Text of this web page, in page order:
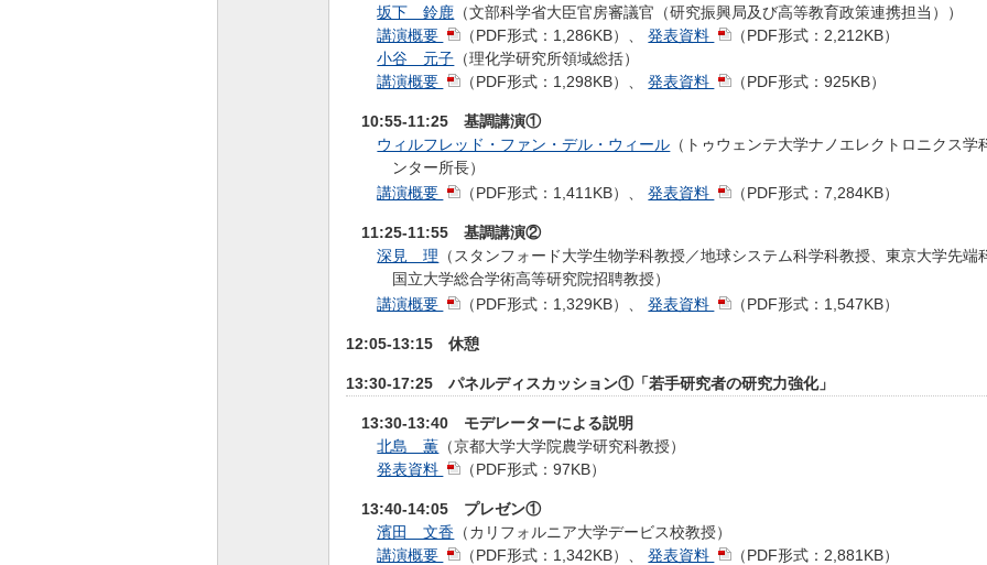
坂下 鈴鹿 （文部科学省大臣官房審議官（研究振興局及び高等教育政策連携担当））
講演概要
（PDF形式：1,286KB） 、発表資料
（PDF形式：2,212KB）
小谷 元子 （理化学研究所領域総括）
講演概要
（PDF形式：1,298KB） 、発表資料 （PDF形式：925KB）
10:55-11:25 基調講演①
ウィルフレッド・ファン・デル・ウィール （トゥウェンテ大学ナノエレクトロニクス
ンター所長）
講演概要
（PDF形式：1,411KB） 、発表資料 （PDF形式：7,284KB）
11:25-11:55 基調講演②
深見 理 （スタンフォード大学生物学科教授／地球システム科学科教授、東京大学先
国立大学総合学術高等研究院招聘教授）
講演概要
（PDF形式：1,329KB） 、発表資料 （PDF形式：1,547KB）
12:05-13:15 休憩
13:30-17:25 パネルディスカッション①「若手研究者の研究力強化」
13:30-13:40 モデレーターによる説明
北島 薫 （京都大学大学院農学研究科教授）
発表資料
（PDF形式：97KB）
13:40-14:05 プレゼン①
濱田 文香 （カリフォルニア大学デービス校教授）
講演概要
（PDF形式：1,342KB） 、発表資料 （PDF形式：2,881KB）